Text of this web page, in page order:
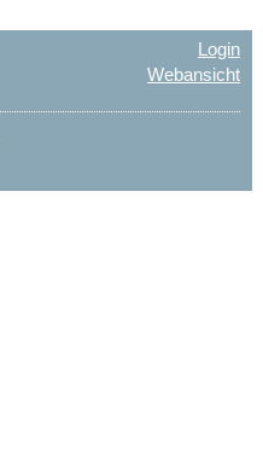
Login
Webansicht